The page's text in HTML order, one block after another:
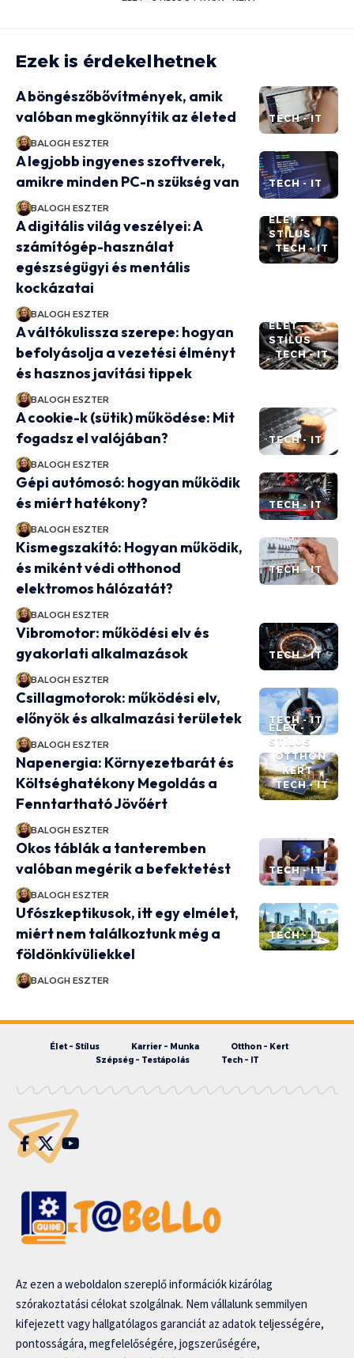
Ezek is érdekelhetnek
TECH - IT
A böngészőbővítmények, amik
valóban megkönnyítik az életed
BALOGH ESZTER
TECH - IT
A legjobb ingyenes szoftverek,
amikre minden PC-n szükség van
BALOGH ESZTER
ÉLET -
STÍLUS
TECH - IT
A digitális világ veszélyei: A
számítógép-használat
egészségügyi és mentális
kockázatai
BALOGH ESZTER
ÉLET -
STÍLUS
TECH - IT
A váltókulissza szerepe: hogyan
befolyásolja a vezetési élményt
és hasznos javítási tippek
BALOGH ESZTER
TECH - IT
A cookie-k (sütik) működése: Mit
fogadsz el valójában?
BALOGH ESZTER
TECH - IT
Gépi autómosó: hogyan működik
és miért hatékony?
BALOGH ESZTER
TECH - IT
Kismegszakító: Hogyan működik,
és miként védi otthonod
elektromos hálózatát?
BALOGH ESZTER
TECH - IT
Vibromotor: működési elv és
gyakorlati alkalmazások
BALOGH ESZTER
TECH - IT
Csillagmotorok: működési elv,
előnyök és alkalmazási területek
BALOGH ESZTER
ÉLET -
STÍLUS
OTTHON
- KERT
TECH - IT
Napenergia: Környezetbarát és
Költséghatékony Megoldás a
Fenntartható Jövőért
BALOGH ESZTER
TECH - IT
Okos táblák a tanteremben
valóban megérik a befektetést
BALOGH ESZTER
TECH - IT
Ufószkeptikusok, itt egy elmélet,
miért nem találkoztunk még a
földönkívüliekkel
BALOGH ESZTER
Élet – Stílus Karrier – Munka
Otthon – Kert
Szépség – Testápolás
Tech – IT
Az ezen a weboldalon szereplő információk kizárólag
szórakoztatási célokat szolgálnak. Nem vállalunk semmilyen
kifejezett vagy hallgatólagos garanciát az adatok teljességére,
pontosságára, megfelelőségére, jogszerűségére,